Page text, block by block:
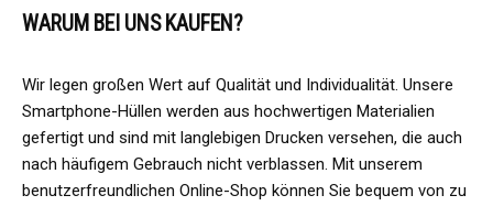
WARUM BEI UNS KAUFEN?
Wir legen großen Wert auf Qualität und Individualität. Unsere
Smartphone-Hüllen werden aus hochwertigen Materialien
gefertigt und sind mit langlebigen Drucken versehen, die auch
nach häufigem Gebrauch nicht verblassen. Mit unserem
benutzerfreundlichen Online-Shop können Sie bequem von zu